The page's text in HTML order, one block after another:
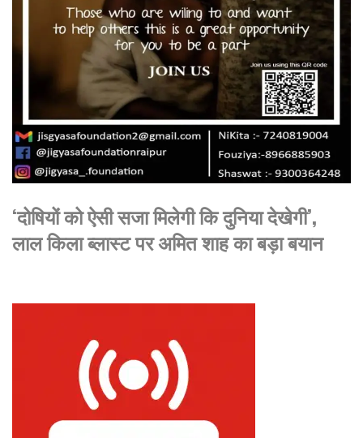
‘दोषियों को ऐसी सजा मिलेगी कि दुनिया देखेगी’,
लाल किला ब्लास्ट पर अमित शाह का बड़ा बयान